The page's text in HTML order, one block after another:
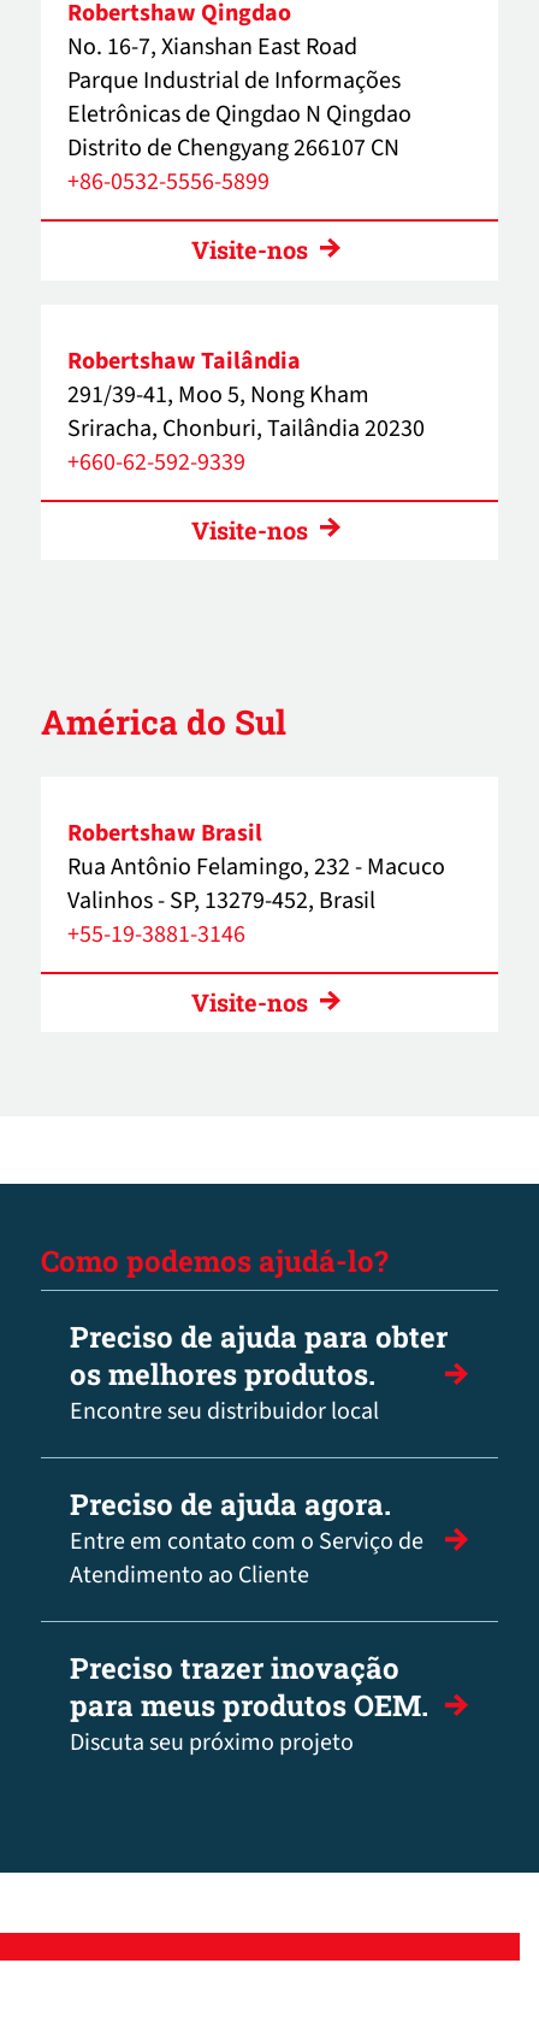
Robertshaw Qingdao
No. 16-7, Xianshan East Road
Parque Industrial de Informações
Eletrônicas de Qingdao N Qingdao
Distrito de Chengyang 266107 CN
+86-0532-5556-5899
Visite-nos
Robertshaw Tailândia
291/39-41, Moo 5, Nong Kham
Sriracha, Chonburi, Tailândia 20230
+660-62-592-9339
Visite-nos
América do Sul
Robertshaw Brasil
Rua Antônio Felamingo, 232 - Macuco
Valinhos - SP, 13279-452, Brasil
+55-19-3881-3146
Visite-nos
Como podemos ajudá-lo?
Preciso de ajuda para obter
os melhores produtos.
Encontre seu distribuidor local
Preciso de ajuda agora.
Entre em contato com o Serviço de
Atendimento ao Cliente
Preciso trazer inovação
para meus produtos OEM.
Discuta seu próximo projeto